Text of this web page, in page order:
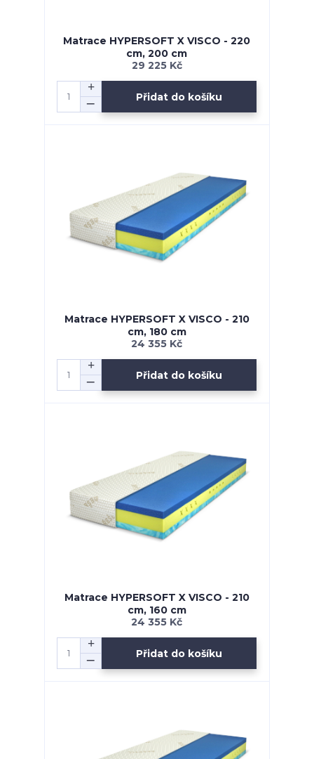
Matrace HYPERSOFT X VISCO - 220
cm, 200 cm
29 225 Kč
Přidat do košíku
Matrace HYPERSOFT X VISCO - 210
cm, 180 cm
24 355 Kč
Přidat do košíku
Matrace HYPERSOFT X VISCO - 210
cm, 160 cm
24 355 Kč
Přidat do košíku